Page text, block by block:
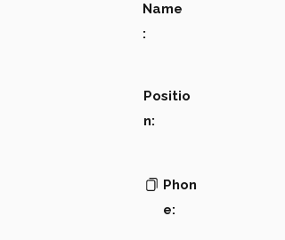
Name
:
Positio
n:
Phon
e: